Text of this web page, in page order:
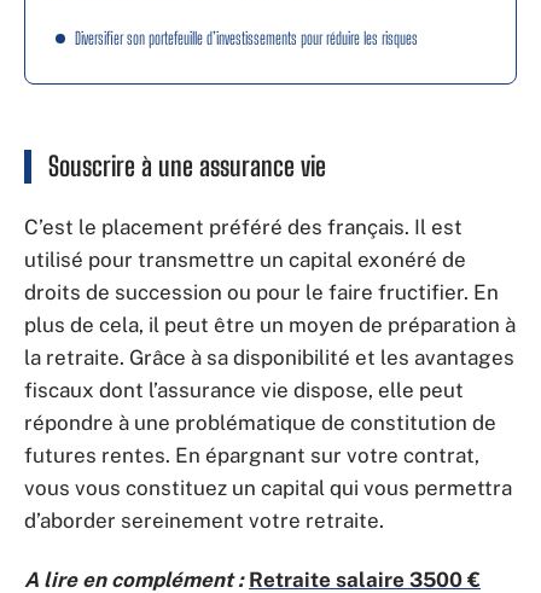
Diversifier son portefeuille d’investissements pour réduire les risques
Souscrire à une assurance vie
C’est le placement préféré des français. Il est
utilisé pour transmettre un capital exonéré de
droits de succession ou pour le faire fructifier. En
plus de cela, il peut être un moyen de préparation à
la retraite. Grâce à sa disponibilité et les avantages
fiscaux dont l’assurance vie dispose, elle peut
répondre à une problématique de constitution de
futures rentes. En épargnant sur votre contrat,
vous vous constituez un capital qui vous permettra
d’aborder sereinement votre retraite.
A lire en complément : Retraite salaire 3500 €